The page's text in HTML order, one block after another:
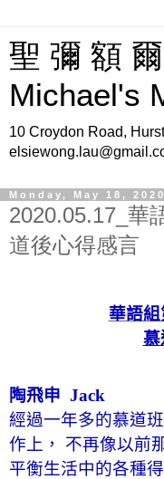
聖 彌 額
Michael's
10 Croydon Road,
Monday, May 18, 2020
2020.05.17_華
道後心得感言
華語
慕
陶飛申 Jack
經過一年多的慕道班
作上，
不再像以前
平衡生活中的各種